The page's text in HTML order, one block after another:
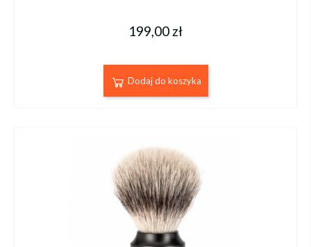
199,00 zł
Dodaj do koszyka